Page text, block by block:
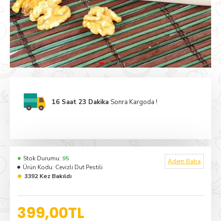
16 Saat 23 Dakika Sonra Kargoda !
399,00TL
Stok Durumu: 95
Ürün Kodu: Cevizli Dut Pestili
Adem Baba
3392 Kez Bakıldı